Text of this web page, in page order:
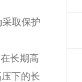
取保护
长期高
下的长